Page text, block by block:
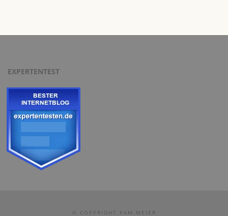
EXPERTENTEST
© COPYRIGHT PAM.MEIER